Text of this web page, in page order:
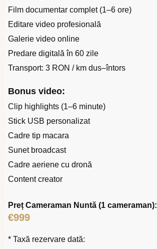
Film documentar complet (1–6 ore)
Editare video profesională
Galerie video online
Predare digitală în 60 zile
Transport: 3 RON / km dus–întors
Bonus video:
Clip highlights (1–6 minute)
Stick USB personalizat
Cadre tip macara
Sunet broadcast
Cadre aeriene cu dronă
Content creator
Preț Cameraman Nuntă (1 cameraman):
€999
* Taxă rezervare dată: